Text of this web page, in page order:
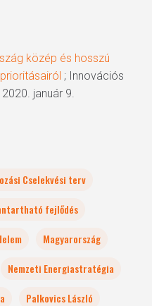
közép és hosszú
; Innovációs
január 9.
Cselekvési terv
fejlődés
Magyarország
Nemzeti Energiastratégia
Palkovics László